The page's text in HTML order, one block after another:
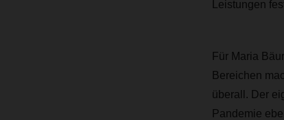
Leistungen
Für Maria
Bereichen
überall. Der
Pandemie